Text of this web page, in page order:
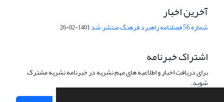
آخرین اخبار
شماره 56 فصلنامه راهبرد فرهنگ منتشر شد 1401-02-26
اشتراک خبرنامه
برای دریافت اخبار و اطلاعیه های مهم نشریه در خبرنامه نشریه مشترک
شوید.